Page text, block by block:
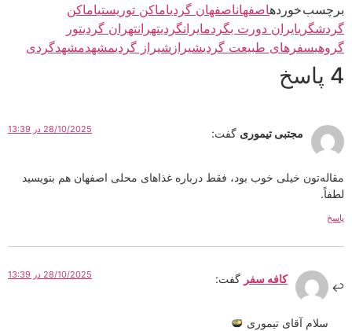
برچسب خوردهاصفهاناصفهان گردیاماکن توریستیاماکن
گردشگریایران دورت بگردمایرانگردیتهرانتهران گردیتور
گروهیسفرهای طبیعت گردیشیراز شیراز گردیمشهدمشهدگردی
4 پاسخ
مجتبی تیموری گفت: 28/10/2025 در 13:39
مقاله‌تون خیلی خوب بود، فقط درباره غذاهای محلی اصفهان هم بنویسید
لطفاً.
پاسخ
کافه سفر گفت: 28/10/2025 در 13:39
سلام آقای تیموری